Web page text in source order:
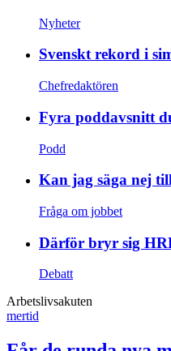
Nyheter
Svenskt rekord i
Chefredaktören
Fyra poddavsnitt
Podd
Kan jag säga nej
Fråga om jobbet
Därför bryr sig
Debatt
Arbetslivsakuten
mertid